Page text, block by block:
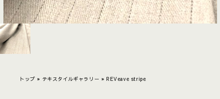
トップ » テキスタイルギャラリー » REVeave stripe